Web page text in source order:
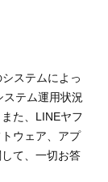
ステムによっ
テム運用状況
た、LINEヤフ
ウェア、アプ
て、一切お答